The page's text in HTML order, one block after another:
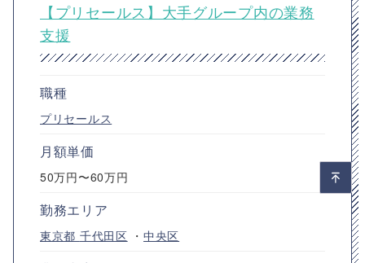
【プリセールス】大手グループ内の業務
支援
職種
プリセールス
月額単価
50万円〜60万円
勤務エリア
東京都 千代田区 ・中央区